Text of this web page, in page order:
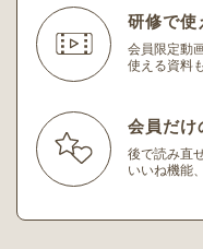
研修で使
会員限定動
使える資料
会員だけ
後で読み直
いいね機能